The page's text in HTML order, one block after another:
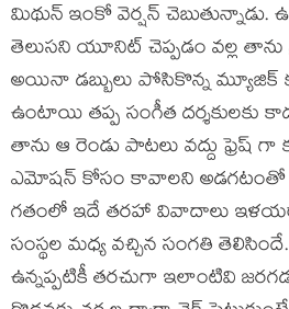
మిథున్ ఇంకో వెర్షన్ చెబుతున్నాడు.
తెలుసని యూనిట్ చెప్పడం వల్ల
అయినా డబ్బులు పోసికొన్న మ్యూజిక్
ఉంటాయి తప్ప సంగీత దర్శకులకు
తాను ఆ రెండు పాటలు వద్దు ఫ్రెష్
ఎమోషన్ కోసం కావాలని అడగటంతో
గతంలో ఇదే తరహా వివాదాలు
సంస్థల మధ్య వచ్చిన సంగతి
ఉన్నప్పటికీ తరచుగా ఇలాంటివి